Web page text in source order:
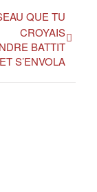
QUE TU
CROYAIS
BATTIT
S’ENVOLA